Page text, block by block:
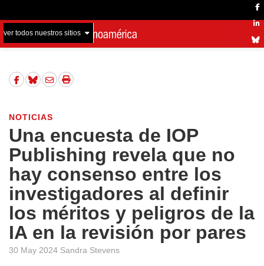
ver todos nuestros sitios
NOTICIAS
Una encuesta de IOP
Publishing revela que no
hay consenso entre los
investigadores al definir
los méritos y peligros de la
IA en la revisión por pares
30 May 2024 Sandra Stevens